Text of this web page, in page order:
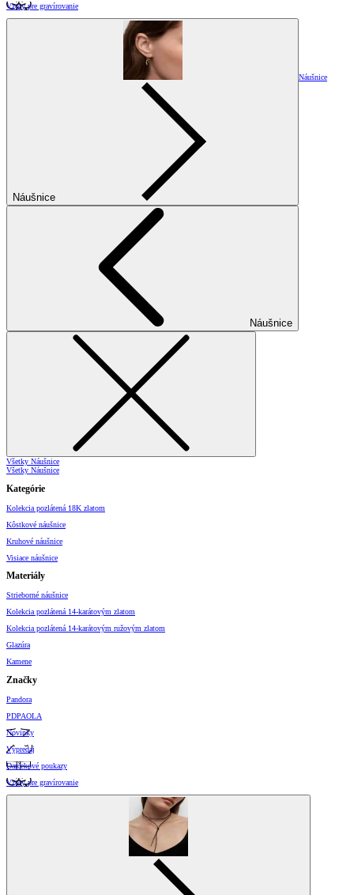
Vzory pre gravírovanie
Náušnice
Náušnice
Náušnice
Všetky Náušnice
Všetky Náušnice
Kategórie
Kolekcia pozlátená 18K zlatom
Kôstkové náušnice
Kruhové náušnice
Visiace náušnice
Materiály
Strieborné náušnice
Kolekcia pozlátená 14-karátovým zlatom
Kolekcia pozlátená 14-karátovým ružovým zlatom
Glazúra
Kamene
Značky
Pandora
PDPAOLA
Novinky
Výpredaj
Darčekové poukazy
Vzory pre gravírovanie